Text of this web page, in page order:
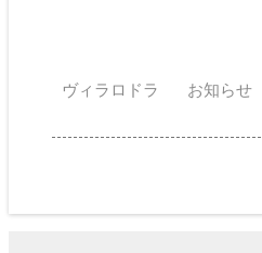
ヴィラロドラ お知らせ